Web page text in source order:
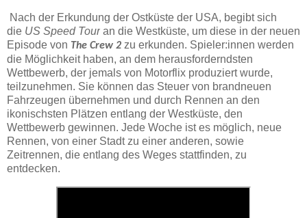
Nach der Erkundung der Ostküste der USA, begibt sich
die US Speed Tour an die Westküste, um diese in der neuen
Episode von The Crew 2 zu erkunden. Spieler:innen werden
die Möglichkeit haben, an dem herausforderndsten
Wettbewerb, der jemals von Motorflix produziert wurde,
teilzunehmen. Sie können das Steuer von brandneuen
Fahrzeugen übernehmen und durch Rennen an den
ikonischsten Plätzen entlang der Westküste, den
Wettbewerb gewinnen. Jede Woche ist es möglich, neue
Rennen, von einer Stadt zu einer anderen, sowie
Zeitrennen, die entlang des Weges stattfinden, zu
entdecken.